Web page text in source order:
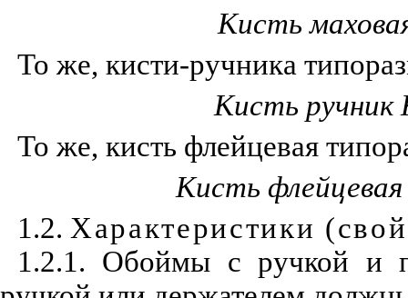
Кисть
То же, кисти-ручника
Кисть
То же, кисть флейцевая
Кисть
1.2. Характеристики
1.2.1. Обоймы с ручкой и